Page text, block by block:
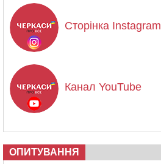
Сторінка Instagram
Канал YouTube
ОПИТУВАННЯ